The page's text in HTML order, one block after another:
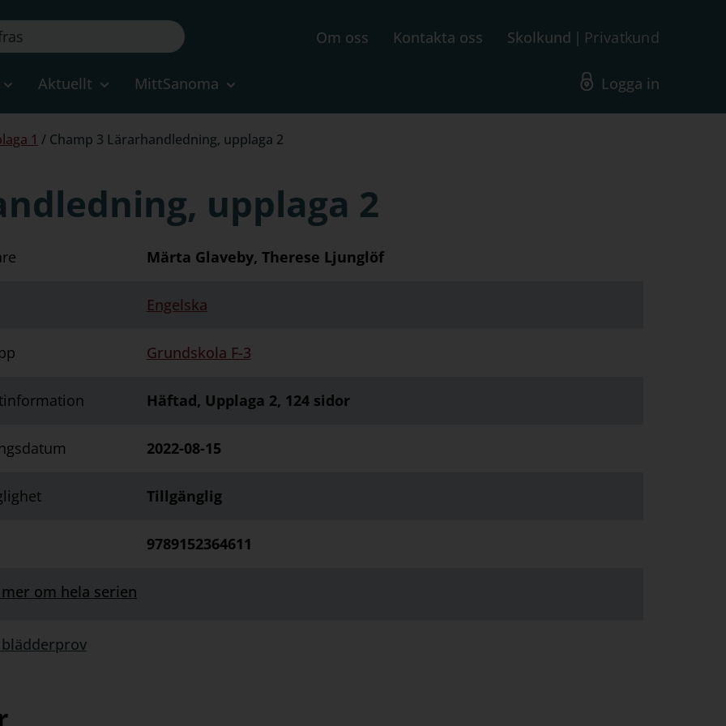
Om oss Kontakta oss Skolkund Privatkund
Aktuellt MittSanoma Logga in
1 / Champ 3 Lärarhandledning, upplaga 2
upplaga 2
Märta Glaveby, Therese Ljunglöf
Engelska
Grundskola F-3
Häftad, Upplaga 2, 124 sidor
2022-08-15
Tillgänglig
9789152364611
mer om hela serien
blädderprov